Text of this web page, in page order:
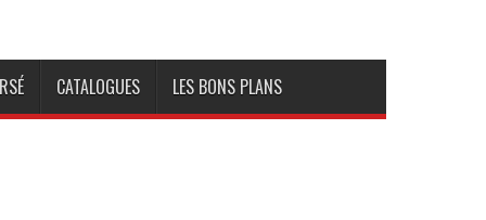
CATALOGUES LES BONS PLANS